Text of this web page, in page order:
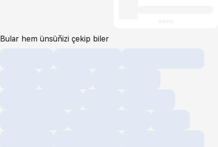
Bular hem ünsüňizi çekip biler